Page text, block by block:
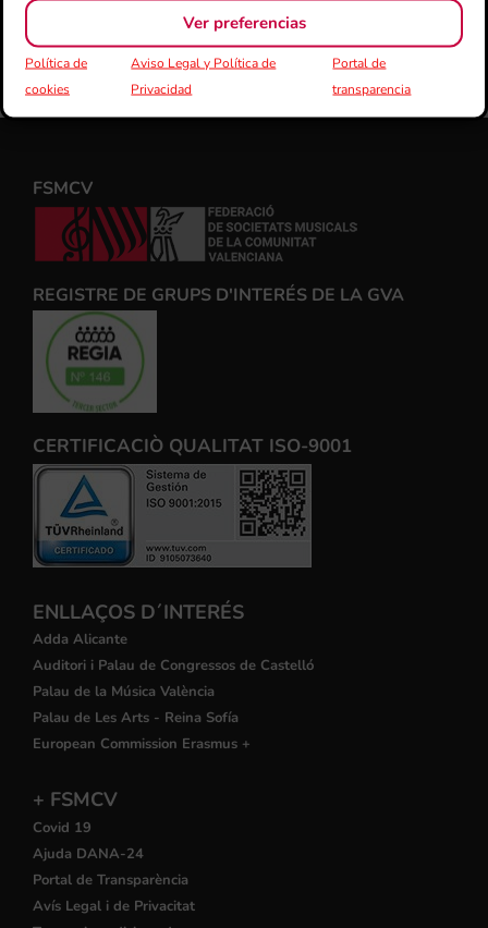
Ver preferencias
Política de
cookies
Aviso Legal y Política de
Privacidad
Portal de
transparencia
FSMCV
REGISTRE DE GRUPS D'INTERÉS DE LA GVA
CERTIFICACIÒ QUALITAT ISO-9001
ENLLAÇOS D´INTERÉS
Adda Alicante
Auditori i Palau de Congressos de Castelló
Palau de la Música València
Palau de Les Arts - Reina Sofía
European Commission Erasmus +
+ FSMCV
Covid 19
Ajuda DANA-24
Portal de Transparència
Avís Legal i de Privacitat